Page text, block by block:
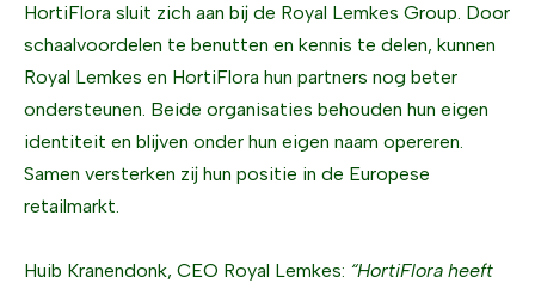
HortiFlora sluit zich aan bij de Royal Lemkes Group. Door
schaalvoordelen te benutten en kennis te delen, kunnen
Royal Lemkes en HortiFlora hun partners nog beter
ondersteunen. Beide organisaties behouden hun eigen
identiteit en blijven onder hun eigen naam opereren.
Samen versterken zij hun positie in de Europese
retailmarkt.
Huib Kranendonk, CEO Royal Lemkes: “HortiFlora heeft